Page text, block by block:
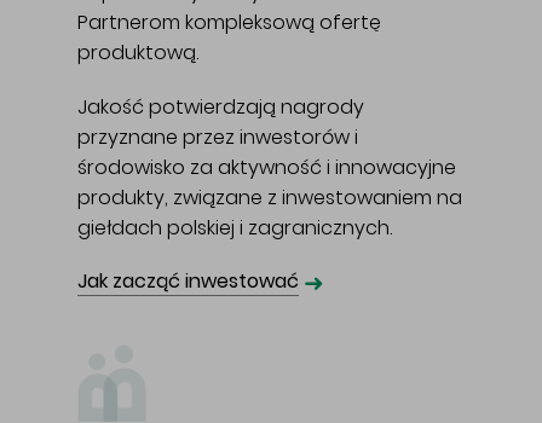
Partnerom kompleksową ofertę
produktową.
Jakość potwierdzają nagrody
przyznane przez inwestorów i
środowisko za aktywność i innowacyjne
produkty, związane z inwestowaniem na
giełdach polskiej i zagranicznych.
Jak zacząć inwestować ➜